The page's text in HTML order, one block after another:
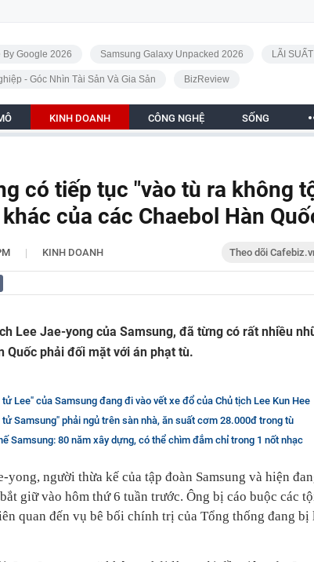
By Google 2026 Samsung Galaxy Unpacked 2026 LÃI
- Góc Nhìn Tài Sản Và Gia Sản BizReview
KINH DOANH CÔNG NGHỆ SỐNG
có tiếp tục "vào tù ra không
của các Chaebol Hàn
| KINH DOANH Theo dõi
Lee Jae-yong của Samsung, đã từng có rất nhiều
Quốc phải đối mặt với án phạt tù.
tử Lee" của Samsung đang đi vào vết xe đổ của Chủ tịch Lee Kun Hee
tử Samsung" phải ngủ trên sàn nhà, ăn suất cơm 28.000đ trong tù
Samsung: 80 năm xây dựng, có thể chìm đắm chỉ trong 1 nốt nhạc
yong, người thừa kế của tập đoàn Samsung và hiện
giữ vào hôm thứ 6 tuần trước. Ông bị cáo buộc các
quan đến vụ bê bối chính trị của Tổng thống đang bị